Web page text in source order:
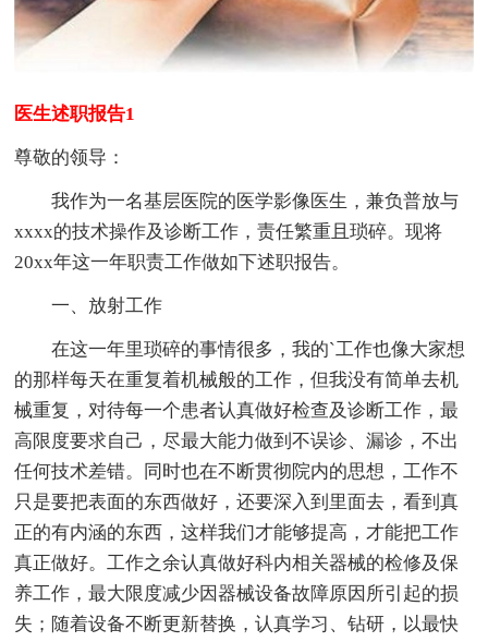
医生述职报告1
尊敬的领导：
我作为一名基层医院的医学影像医生，兼负普放与
xxxx的技术操作及诊断工作，责任繁重且琐碎。现将
20xx年这一年职责工作做如下述职报告。
一、放射工作
在这一年里琐碎的事情很多，我的`工作也像大家想
的那样每天在重复着机械般的工作，但我没有简单去机
械重复，对待每一个患者认真做好检查及诊断工作，最
高限度要求自己，尽最大能力做到不误诊、漏诊，不出
任何技术差错。同时也在不断贯彻院内的思想，工作不
只是要把表面的东西做好，还要深入到里面去，看到真
正的有内涵的东西，这样我们才能够提高，才能把工作
真正做好。工作之余认真做好科内相关器械的检修及保
养工作，最大限度减少因器械设备故障原因所引起的损
失；随着设备不断更新替换，认真学习、钻研，以最快